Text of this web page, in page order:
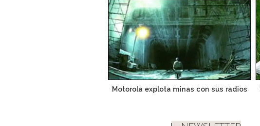
Motorola explota minas con sus radios